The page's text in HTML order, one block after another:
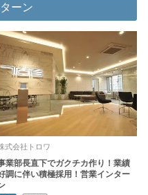
ーン
式会社トロワ
業部長直下でガクチカ作り！業績
調に伴い積極採用！営業インター